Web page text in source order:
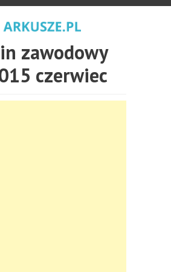
zawodowy
czerwiec